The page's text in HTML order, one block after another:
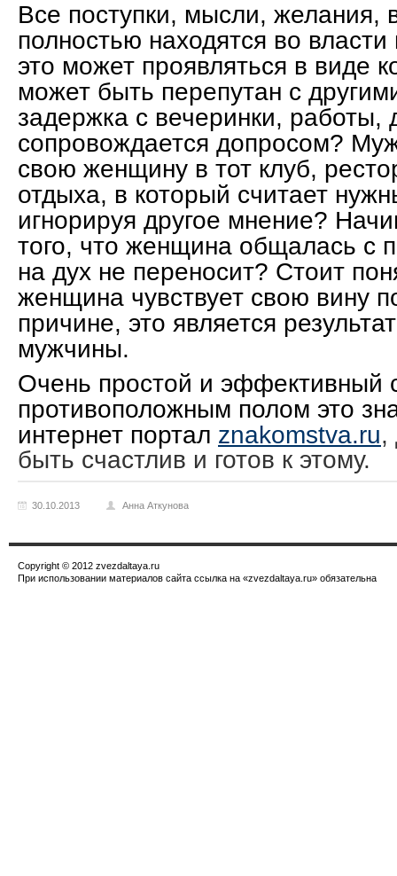
Все поступки, мысли, желания,
полностью находятся во
это может проявляться в виде
может быть перепутан с
задержка с вечеринки, работы,
сопровождается допросом?
свою женщину в тот клуб,
отдыха, в который считает
игнорируя другое мнение?
того, что женщина общалась с
на дух не переносит? Стоит
женщина чувствует свою вину
причине, это является
мужчины.
Очень простой и эффективный
противоположным полом это
интернет портал znakomstva.ru,
быть счастлив и готов к этому.
30.10.2013 Анна Аткунова
Copyright © 2012 zvezdaltaya.ru
При использовании материалов сайта ссылка на «zvezdaltaya.ru» обязательна